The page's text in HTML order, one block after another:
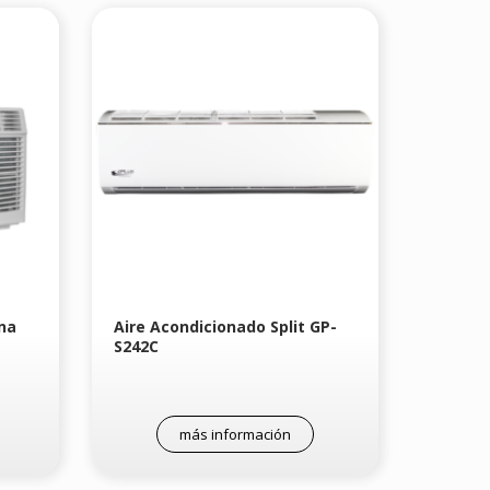
Aire Acondicionado Split GP-
S242C
más información